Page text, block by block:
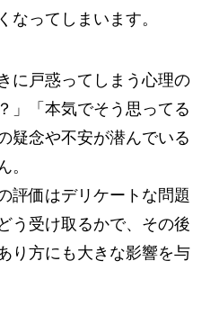
なってしまいます。
に戸惑ってしまう心理の
」「本気でそう思ってる
疑念や不安が潜んでいる
。
評価はデリケートな問題
う受け取るかで、その後
り方にも大きな影響を与